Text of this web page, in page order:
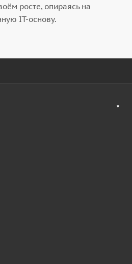
росте, опираясь на
IT-основу.